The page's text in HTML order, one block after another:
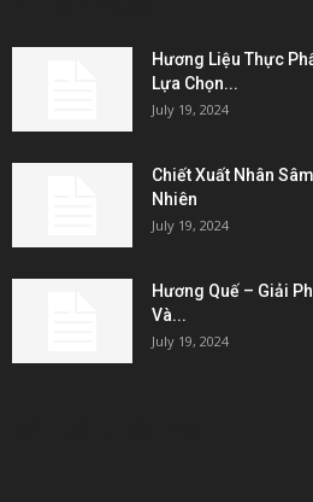
Hương Liệu Thực
Lựa Chọn...
July 19, 2024
Chiết Xuất Nhân
Nhiên
July 19, 2024
Hương Quế – Giải
Và...
July 19, 2024